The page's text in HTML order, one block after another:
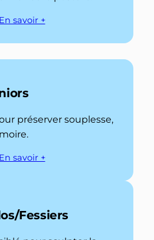
En savoir +
préserver souplesse,
En savoir +
Fessiers